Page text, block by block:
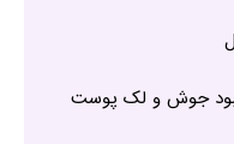
بهبود جوش و لک پوست